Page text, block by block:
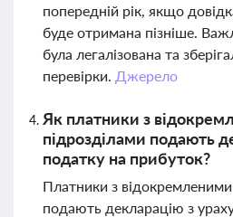
попередній рік, якщо
буде отримана пізніше.
була легалізована та
перевірки. Джерело
Як платники з
підрозділами подають
податку на прибуток?
Платники з
подають декларацію з